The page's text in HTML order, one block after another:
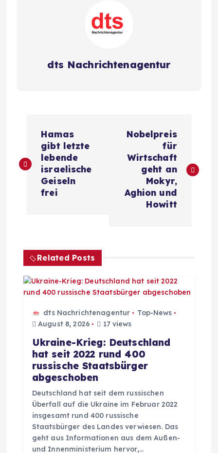
dts Nachrichtenagentur
i
a
g
s
Hamas
gibt letzte
lebende
israelische
Geiseln
frei
Nobelpreis
für
Wirtschaft
geht an
Mokyr,
Aghion und
Howitt
Related Posts
dts Nachrichtenagentur
Top-News
August 8, 2026
17 views
Ukraine-Krieg: Deutschland
hat seit 2022 rund 400
russische Staatsbürger
abgeschoben
Deutschland hat seit dem russischen
Überfall auf die Ukraine im Februar 2022
insgesamt rund 400 russische
Staatsbürger des Landes verwiesen. Das
geht aus Informationen aus dem Außen-
und Innenministerium hervor,…